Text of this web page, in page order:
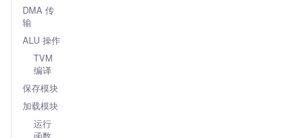
DMA 传
输
ALU 操作
TVM
编译
保存模块
加载模块
运行